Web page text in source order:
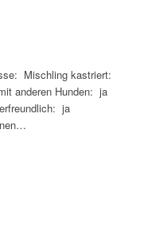
Mischling kastriert:
anderen Hunden: ja
ja